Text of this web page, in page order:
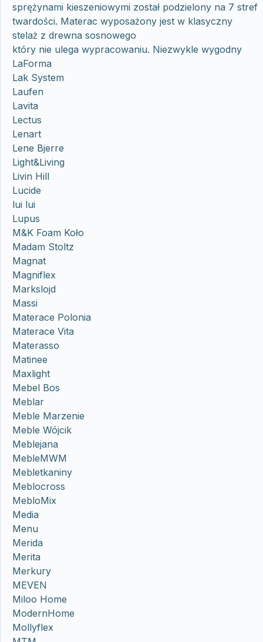
sprężynami kieszeniowymi został podzielony na 7 stref
twardości. Materac wyposażony jest w klasyczny
stelaż z drewna sosnowego
który nie ulega wypracowaniu. Niezwykle wygodny
LaForma
Lak System
Laufen
Lavita
Lectus
Lenart
Lene Bjerre
Light&Living
Livin Hill
Lucide
lui lui
Lupus
M&K Foam Koło
Madam Stoltz
Magnat
Magniflex
Markslojd
Massi
Materace Polonia
Materace Vita
Materasso
Matinee
Maxlight
Mebel Bos
Meblar
Meble Marzenie
Meble Wójcik
Meblejana
MebleMWM
Mebletkaniny
Meblocross
MebloMix
Media
Menu
Merida
Merita
Merkury
MEVEN
Miloo Home
ModernHome
Mollyflex